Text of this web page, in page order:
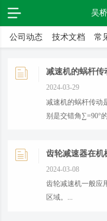
吴
公司动态 技术文档 常
减速机的蜗杆传
2024-03-29
减速机的蜗杆传动
别是交错角∑=90°
齿轮减速器在机
2024-03-08
齿轮减速机一般应
区域。...